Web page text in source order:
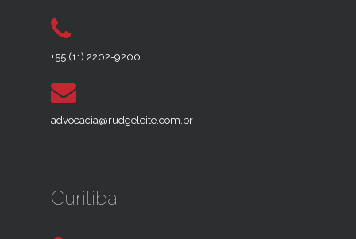
+55 (11) 2202-9200
advocacia@rudgeleite.com.br
Curitiba